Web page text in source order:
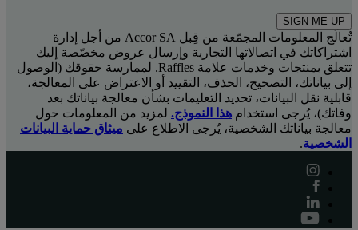
SIGN ME UP
تُعالَج المعلومات المجمّعة من قِبل Accor SA من أجل إدارة
اشتراكاتك في اتصالاتها التجارية وإرسال عروض مخصّصة إليك
تتعلق بمنتجات وخدمات علامة Raffles. لممارسة حقوقك (الوصول
إلى بياناتك، التصحيح، الحذف، التقييد أو الاعتراض على المعالجة،
قابلية نقل البيانات، تحديد التعليمات بشأن معالجة بياناتك بعد
وفاتك)، يُرجى استخدام هذا النموذج. لمزيد من المعلومات حول
معالجة بياناتك الشخصية، يُرجى الاطلاع على ميثاق حماية البيانات
الشخصية.